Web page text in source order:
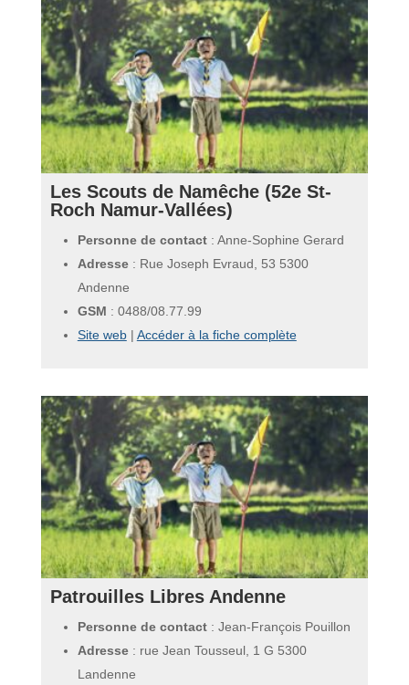
Les Scouts de Namêche (52e St-
Roch Namur-Vallées)
Personne de contact: Anne-Sophine Gerard
Adresse: Rue Joseph Evraud, 53 5300
Andenne
GSM : 0488/08.77.99
Site web| Accéder à la fiche complète
Patrouilles Libres Andenne
Personne de contact: Jean-François Pouillon
Adresse: rue Jean Tousseul, 1 G 5300
Landenne